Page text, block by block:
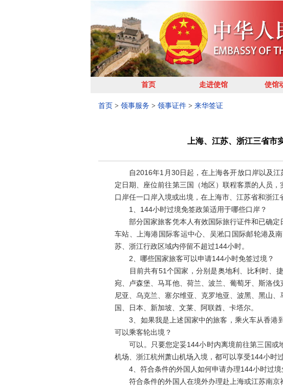
首页 走进使馆 使馆
首页 > 领事服务 > 领事证件 > 来华签证
上海、江苏、浙江三省
自2016年1月30日起，在上海各开放口岸以及江
定日期、座位前往第三国（地区）联程客票的人员
口岸任一口岸入境或出境，在上海市、江苏省和浙江
1、144小时过境免签政策适用于哪些口岸？
部分国家旅客凭本人有效国际旅行证件和已确定
车站、上海港国际客运中心、吴淞口国际邮轮港及
苏、浙江行政区域内停留不超过144小时。
2、哪些国家旅客可以申请144小时免签过境？
目前共有51个国家，分别是奥地利、比利时、捷
宛、卢森堡、马耳他、荷兰、波兰、葡萄牙、斯洛
尼亚、乌克兰、塞尔维亚、克罗地亚、波黑、黑山
国、日本、新加坡、文莱、阿联酋、卡塔尔。
3、如果我是上述国家中的旅客，乘火车从香港
可以乘客轮出境？
可以。只要您定妥144小时内离境前往第三国或
机场、浙江杭州萧山机场入境，都可以享受144小时
4、符合条件的外国人如何申请办理144小时过境
符合条件的外国人在境外办理赴上海或江苏南京